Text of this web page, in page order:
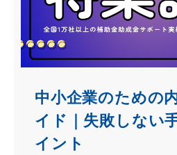
中小企業のための
イド｜失敗しない
イント